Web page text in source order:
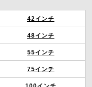
42インチ
48インチ
55インチ
75インチ